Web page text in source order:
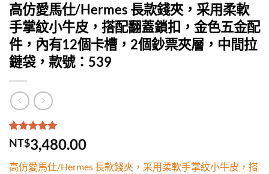
高仿愛馬仕/Hermes 長款錢夾，采用柔軟
手掌紋小牛皮，搭配翻蓋鎖扣，金色五金配
件，內有12個卡槽，2個鈔票夾層，中間拉
鏈袋，款號：539
評分5.00/
5，已有
1
位
分
NT$3,480.00
高仿愛馬仕/Hermes 長款錢夾，采用柔軟手掌紋小牛皮，搭